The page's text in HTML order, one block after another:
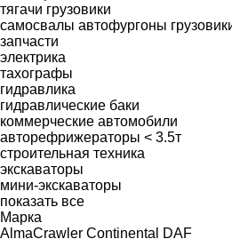
тягачи грузовики
самосвалы автофургоны
запчасти
электрика
тахографы
гидравлика
гидравлические баки
коммерческие автомобили
авторефрижераторы < 3.5т
строительная техника
экскаваторы
мини-экскаваторы
показать все
Марка
AlmaCrawler Continental
DAF